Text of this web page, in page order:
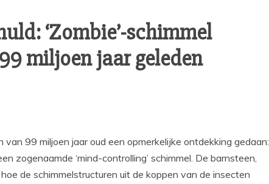
‘Zombie’-schimmel
miljoen jaar geleden
99 miljoen jaar oud een opmerkelijke ontdekking gedaan:
zogenaamde ‘mind-controlling’ schimmel. De barnsteen,
de schimmelstructuren uit de koppen van de insecten